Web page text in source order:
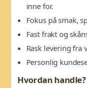
inne for.
Fokus på smak,
Fast frakt og
Rask levering fra
Personlig
Hvordan handle?